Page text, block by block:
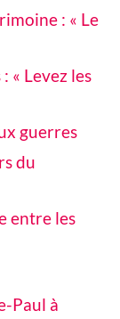
: « Le
« Levez les
guerres
du
entre les
Paul à